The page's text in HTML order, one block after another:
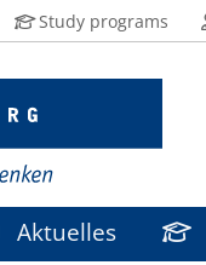
Study programs
Aktuelles